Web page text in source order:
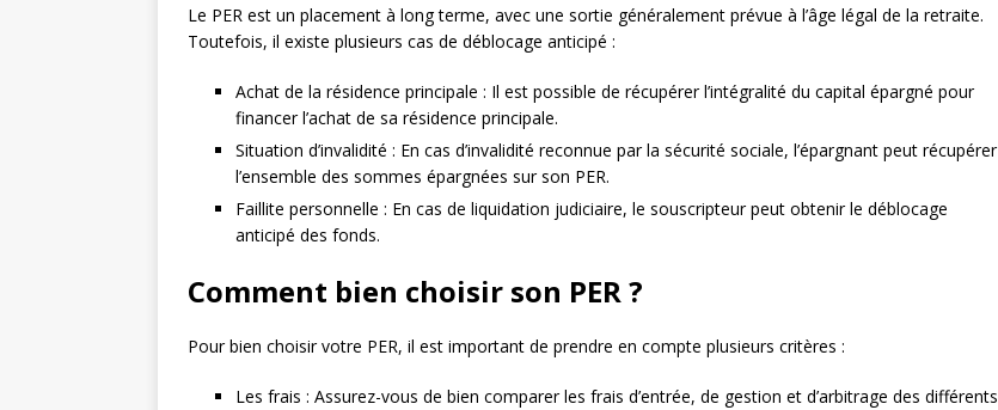
Le PER est un placement à long terme, avec une sortie généralement prévue à l’âge légal de la retraite.
Toutefois, il existe plusieurs cas de déblocage anticipé :
Achat de la résidence principale : Il est possible de récupérer l’intégralité du capital épargné pour
financer l’achat de sa résidence principale.
Situation d’invalidité : En cas d’invalidité reconnue par la sécurité sociale, l’épargnant peut récupérer
l’ensemble des sommes épargnées sur son PER.
Faillite personnelle : En cas de liquidation judiciaire, le souscripteur peut obtenir le déblocage
anticipé des fonds.
Comment bien choisir son PER ?
Pour bien choisir votre PER, il est important de prendre en compte plusieurs critères :
Les frais : Assurez-vous de bien comparer les frais d’entrée, de gestion et d’arbitrage des différents